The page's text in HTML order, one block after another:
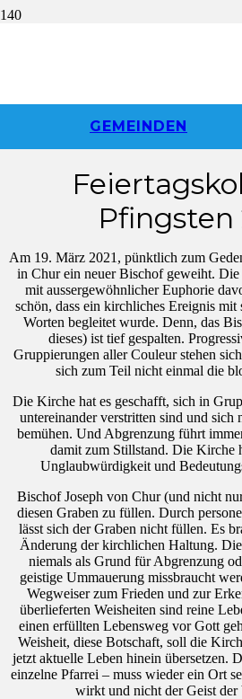
GEMEINDEN
Pfingsten
Am 19. März 2021, pünktlich zum
in Chur ein neuer Bischof geweiht. Die
mit aussergewöhnlicher Euphorie
schön, dass ein kirchliches Ereignis
Worten begleitet wurde. Denn, das
dieses) ist tief gespalten.
Gruppierungen aller Couleur stehen
sich zum Teil nicht einmal die
Die Kirche hat es geschafft, sich in
untereinander verstritten sind und sich
bemühen. Und Abgrenzung führt
damit zum Stillstand. Die Kirche
Unglaubwürdigkeit und
Bischof Joseph von Chur (und nicht
diesen Graben zu füllen. Durch
lässt sich der Graben nicht füllen. Es
Änderung der kirchlichen Haltung.
niemals als Grund für Abgrenzung
geistige Ummauerung missbraucht
Wegweiser zum Frieden und zur
überlieferten Weisheiten sind reine
einen erfüllten Lebensweg vor Gott
Weisheit, diese Botschaft, soll die
jetzt aktuelle Leben hinein übersetzen.
einzelne Pfarrei – muss wieder ein Ort
wirkt und nicht der Geist der